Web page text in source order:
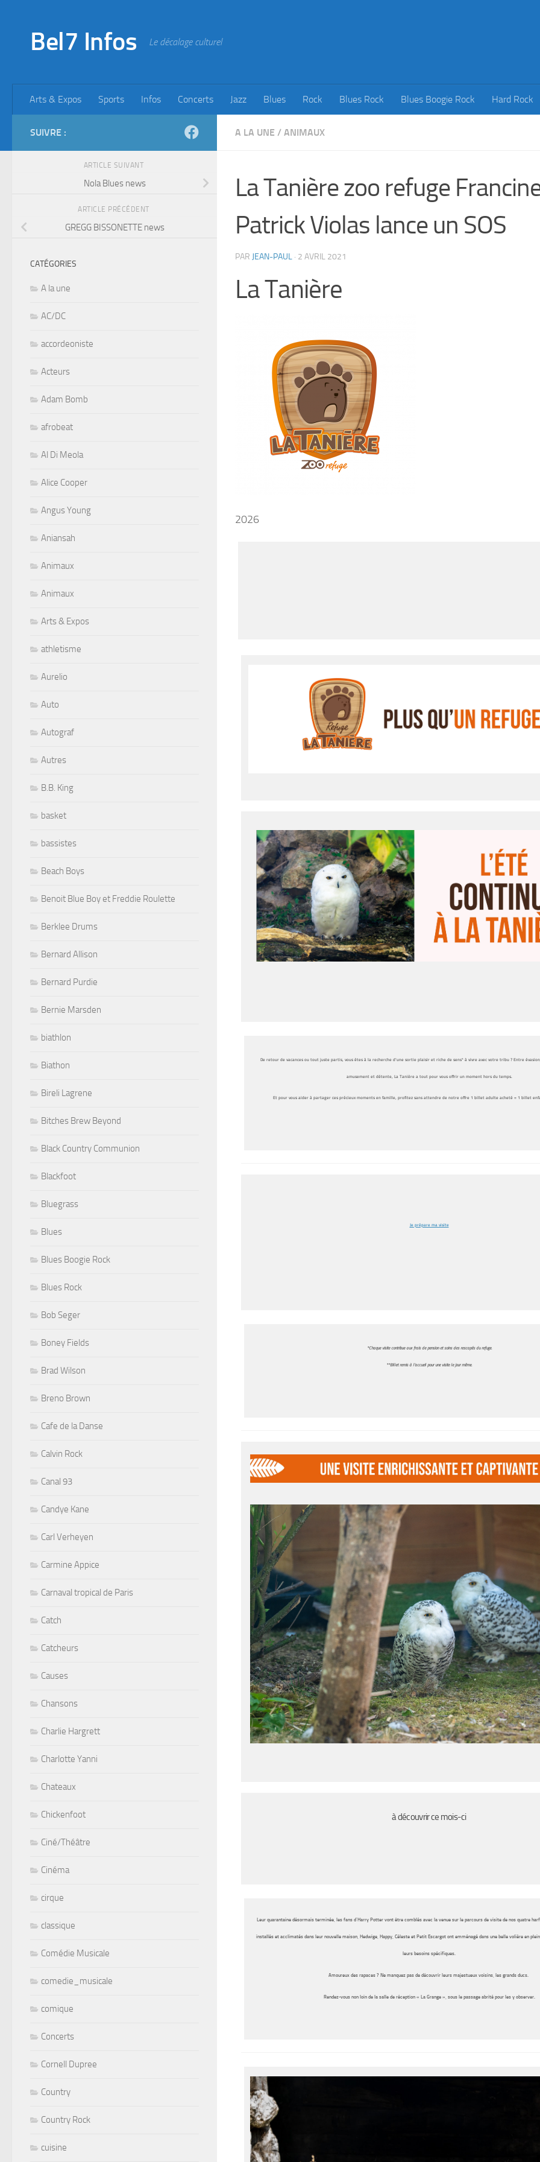
Bel7 Infos Le décalage culturel
Arts & Expos Sports Infos Concerts Jazz Blues Rock Blues Rock Blues Boogie Rock Hard Rock
A LA UNE / ANIMAUX
La Tanière zoo refuge
Patrick Violas lance un SOS
PAR JEAN-PAUL · 2 AVRIL 2021
La Tanière
2026
De retour de vacances ou tout juste partis, vous êtesà la recherche d’une sortie plaisir et riche de sens*à vivre avec votre tribu ?Entre
amusement et détente, La Tanière a tout pour vous offrir un moment hors du temps.
Et pour vous aider à partager ces précieux moments en famille, profitez sans attendre de notre offre 1 billet adulte acheté = 1 billet
Je prépare ma visite
*Chaque visite contribue aux frais de pension et soins des rescapés du refuge.
**Billet remis à l’accueil pour une visite le jour même.
à découvrir ce mois-ci
Leur quarantaine désormais terminée, les fans d’Harry Potter vont être comblés avec la venue sur le parcours de visite de nos quatre
installés et acclimatés dans leur nouvelle maison, Hedwige, Happy, Céleste et Petit Escargotont emménagé dans une belle volière en
leurs besoins spécifiques.
Amoureux des rapaces ? Ne manquez pas de découvrir leurs majestueux voisins, les grands ducs.
Rendez-vous non loin de la salle de réception « La Grange », sous le passage abrité pour les y observer.
SUIVRE :
ARTICLE SUIVANT
Nola Blues news
ARTICLE PRÉCÉDENT
GREGG BISSONETTE news
CATÉGORIES
A la une
AC/DC
accordeoniste
Acteurs
Adam Bomb
afrobeat
Al Di Meola
Alice Cooper
Angus Young
Aniansah
Animaux
Animaux
Arts & Expos
athletisme
Aurelio
Auto
Autograf
Autres
B.B. King
basket
bassistes
Beach Boys
Benoit Blue Boy et Freddie Roulette
Berklee Drums
Bernard Allison
Bernard Purdie
Bernie Marsden
biathlon
Biathon
Bireli Lagrene
Bitches Brew Beyond
Black Country Communion
Blackfoot
Bluegrass
Blues
Blues Boogie Rock
Blues Rock
Bob Seger
Boney Fields
Brad Wilson
Breno Brown
Cafe de la Danse
Calvin Rock
Canal 93
Candye Kane
Carl Verheyen
Carmine Appice
Carnaval tropical de Paris
Catch
Catcheurs
Causes
Chansons
Charlie Hargrett
Charlotte Yanni
Chateaux
Chickenfoot
Ciné/Théâtre
Cinéma
cirque
classique
Comédie Musicale
comedie_musicale
comique
Concerts
Cornell Dupree
Country
Country Rock
cuisine